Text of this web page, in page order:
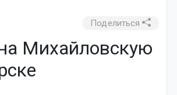
Поделиться
Михайловскую